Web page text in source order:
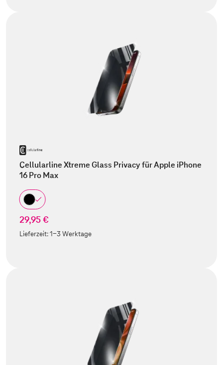
Cellularline Xtreme Glass Privacy für Apple iPhone
16 Pro Max
29,95 €
Lieferzeit:1-3 Werktage